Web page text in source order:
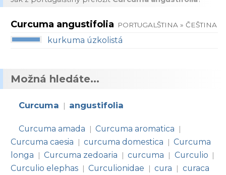
Curcuma angustifolia PORTUGALŠTINA » ČEŠTINA
kurkuma úzkolistá
Možná hledáte...
Curcuma | angustifolia
Curcuma amada | Curcuma aromatica |
Curcuma caesia | curcuma domestica | Curcuma
longa
| Curcuma zedoaria | curcuma | Curculio |
Curculio elephas | Curculionidae | cura | curaca